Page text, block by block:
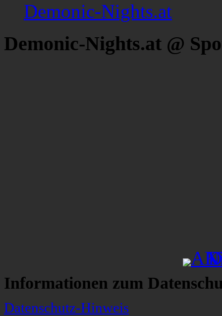
Demonic-Nights.at
Demonic-Nights.at @
Informationen zum
Datenschutz-Hinweis